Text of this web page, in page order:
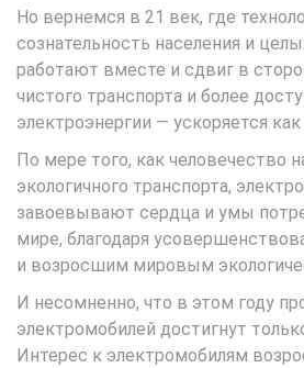
Но вернемся в 21 век, где
сознательность населения и
работают вместе и сдвиг в
чистого транспорта и более
электроэнергии — ускоряется как
По мере того, как человечество
экологичного транспорта,
завоевывают сердца и умы
мире, благодаря
и возросшим мировым
И несомненно, что в этом году
электромобилей достигнут
Интерес к электромобилям